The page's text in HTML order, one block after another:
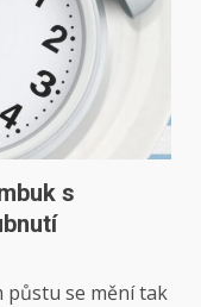
s
půstu se mění tak